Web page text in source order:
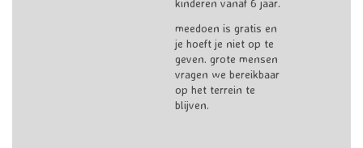
kinderen vanaf 6 jaar.
meedoen is gratis en
je hoeft je niet op te
geven. grote mensen
vragen we bereikbaar
op het terrein te
blijven.